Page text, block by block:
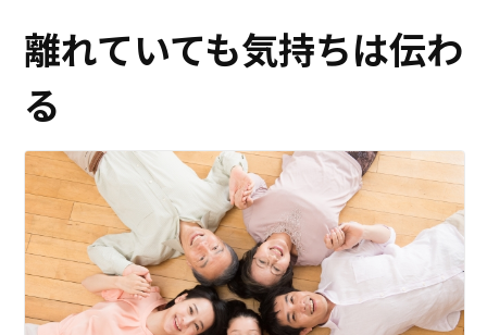
離れていても気持ちは伝わ
る